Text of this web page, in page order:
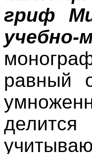
гриф
равный